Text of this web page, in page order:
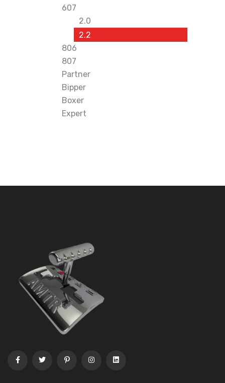
607
2.0
2.2
806
807
Partner
Bipper
Boxer
Expert